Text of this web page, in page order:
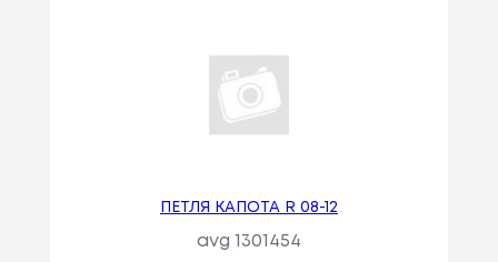
ПЕТЛЯ КАПОТА R 08-12
avg 1301454